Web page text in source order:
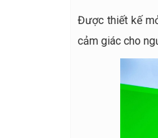
Được thiết kế
cảm giác cho